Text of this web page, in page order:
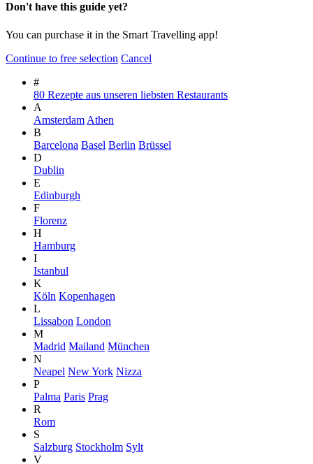
Don't have this guide yet?
You can purchase it in the Smart Travelling app!
Continue to free selection Cancel
#
80 Rezepte aus unseren liebsten Restaurants
A
Amsterdam Athen
B
Barcelona Basel Berlin Brüssel
D
Dublin
E
Edinburgh
F
Florenz
H
Hamburg
I
Istanbul
K
Köln Kopenhagen
L
Lissabon London
M
Madrid Mailand München
N
Neapel New York Nizza
P
Palma Paris Prag
R
Rom
S
Salzburg Stockholm Sylt
V